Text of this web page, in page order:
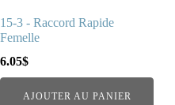
15-3 - Raccord Rapide
Femelle
6.05$
AJOUTER AU PANIER